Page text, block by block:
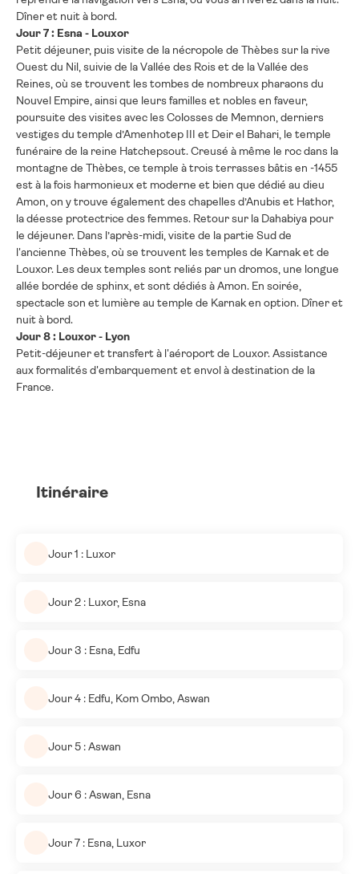
Dîner et nuit à bord.
Jour 7 : Esna - Louxor
Petit déjeuner, puis visite de la nécropole de Thèbes sur la rive
Ouest du Nil, suivie de la Vallée des Rois et de la Vallée des
Reines, où se trouvent les tombes de nombreux pharaons du
Nouvel Empire, ainsi que leurs familles et nobles en faveur,
poursuite des visites avec les Colosses de Memnon, derniers
vestiges du temple d’Amenhotep III et Deir el Bahari, le temple
funéraire de la reine Hatchepsout. Creusé à même le roc dans la
montagne de Thèbes, ce temple à trois terrasses bâtis en -1455
est à la fois harmonieux et moderne et bien que dédié au dieu
Amon, on y trouve également des chapelles d’Anubis et Hathor,
la déesse protectrice des femmes. Retour sur la Dahabiya pour
le déjeuner. Dans l’après-midi, visite de la partie Sud de
l'ancienne Thèbes, où se trouvent les temples de Karnak et de
Louxor. Les deux temples sont reliés par un dromos, une longue
allée bordée de sphinx, et sont dédiés à Amon. En soirée,
spectacle son et lumière au temple de Karnak en option. Dîner et
nuit à bord.
Jour 8 : Louxor - Lyon
Petit-déjeuner et transfert à l'aéroport de Louxor. Assistance
aux formalités d'embarquement et envol à destination de la
France.
Itinéraire
Jour 1 : Luxor
Jour 2 : Luxor, Esna
Jour 3 : Esna, Edfu
Jour 4 : Edfu, Kom Ombo, Aswan
Jour 5 : Aswan
Jour 6 : Aswan, Esna
Jour 7 : Esna, Luxor